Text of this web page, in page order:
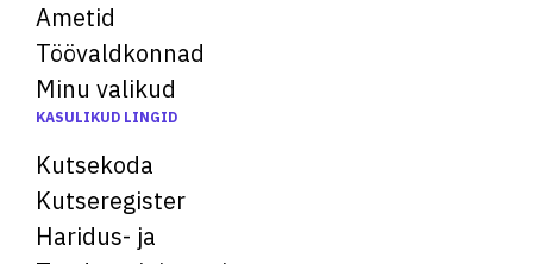
Ametid
Töövaldkonnad
Minu valikud
KASULIKUD LINGID
Kutsekoda
Kutseregister
Haridus- ja